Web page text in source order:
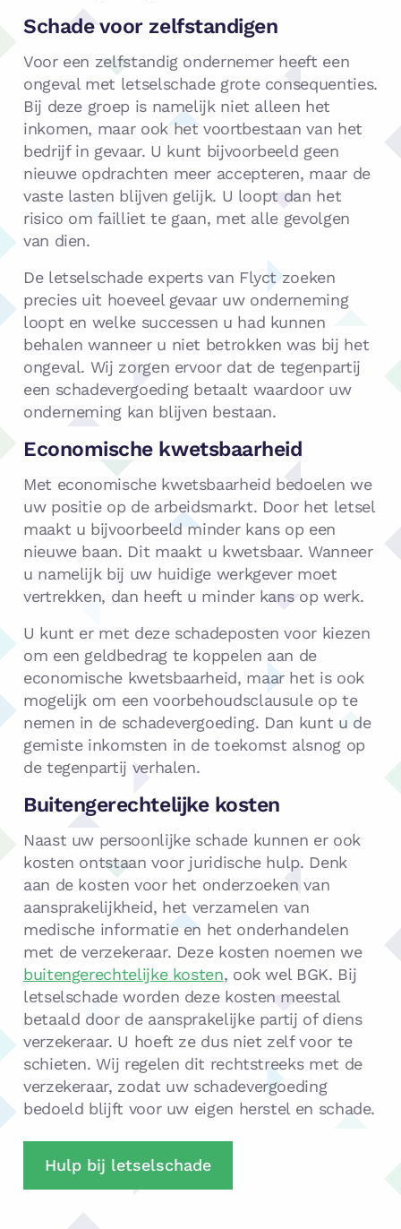
Schade voor zelfstandigen
Voor een zelfstandig ondernemer heeft een
ongeval met letselschade grote consequenties.
Bij deze groep is namelijk niet alleen het
inkomen, maar ook het voortbestaan van het
bedrijf in gevaar. U kunt bijvoorbeeld geen
nieuwe opdrachten meer accepteren, maar de
vaste lasten blijven gelijk. U loopt dan het
risico om failliet te gaan, met alle gevolgen
van dien.
De letselschade experts van Flyct zoeken
precies uit hoeveel gevaar uw onderneming
loopt en welke successen u had kunnen
behalen wanneer u niet betrokken was bij het
ongeval. Wij zorgen ervoor dat de tegenpartij
een schadevergoeding betaalt waardoor uw
onderneming kan blijven bestaan.
Economische kwetsbaarheid
Met economische kwetsbaarheid bedoelen we
uw positie op de arbeidsmarkt. Door het letsel
maakt u bijvoorbeeld minder kans op een
nieuwe baan. Dit maakt u kwetsbaar. Wanneer
u namelijk bij uw huidige werkgever moet
vertrekken, dan heeft u minder kans op werk.
U kunt er met deze schadeposten voor kiezen
om een geldbedrag te koppelen aan de
economische kwetsbaarheid, maar het is ook
mogelijk om een voorbehoudsclausule op te
nemen in de schadevergoeding. Dan kunt u de
gemiste inkomsten in de toekomst alsnog op
de tegenpartij verhalen.
Buitengerechtelijke kosten
Naast uw persoonlijke schade kunnen er ook
kosten ontstaan voor juridische hulp. Denk
aan de kosten voor het onderzoeken van
aansprakelijkheid, het verzamelen van
medische informatie en het onderhandelen
met de verzekeraar. Deze kosten noemen we
buitengerechtelijke kosten, ook wel BGK. Bij
letselschade worden deze kosten meestal
betaald door de aansprakelijke partij of diens
verzekeraar. U hoeft ze dus niet zelf voor te
schieten. Wij regelen dit rechtstreeks met de
verzekeraar, zodat uw schadevergoeding
bedoeld blijft voor uw eigen herstel en schade.
Hulp bij letselschade